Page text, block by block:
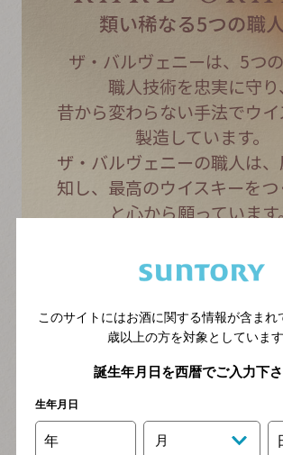
ザ・バルヴェニーは、5つ
職人技術を忠実に守り、
昔から変わらない手法でウ
製造しています。
ザ・バルヴェニーの職人は
知し、 最高のウイスキーを
と心から願っています
詳しく見る
このサイトにはお酒に関する情報が含まれ
歳以上の方を対象としています
誕生年月日を西暦でご入力下さ
生年月日
年 月